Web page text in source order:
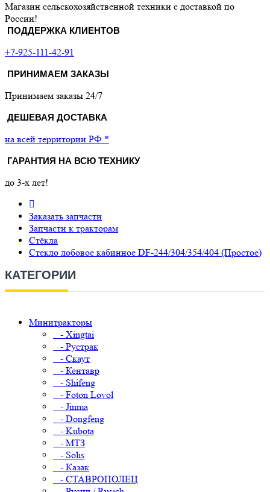
Магазин сельскохозяйственной техники с доставкой по
России!
ПОДДЕРЖКА КЛИЕНТОВ
+7-925-111-42-91
ПРИНИМАЕМ ЗАКАЗЫ
Принимаем заказы 24/7
ДЕШЕВАЯ ДОСТАВКА
на всей территории РФ *
ГАРАНТИЯ НА ВСЮ ТЕХНИКУ
до 3-х лет!
Заказать запчасти
Запчасти к тракторам
Стёкла
Стекло лобовое кабинное DF-244/304/354/404 (Простое)
КАТЕГОРИИ
Минитракторы
- Xingtai
- Рустрак
- Скаут
- Кентавр
- Shifeng
- Foton Lovol
- Jinma
- Dongfeng
- Kubota
- МТЗ
- Solis
- Казак
- СТАВРОПОЛЕЦ